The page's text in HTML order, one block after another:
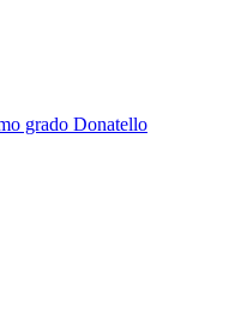
grado Donatello